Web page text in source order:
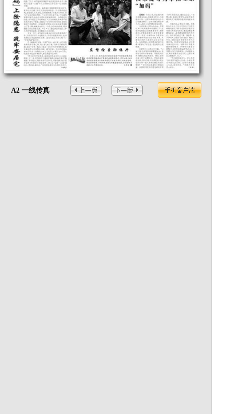
A2 一线传真